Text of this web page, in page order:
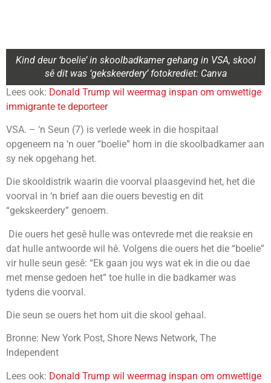
Kind deur ‘boelie’ in skoolbadkamer gehang in VSA, skool
sê dit was ‘gekskeerdery’ fotokrediet: Canva
Lees ook: Donald Trump wil weermag inspan om omwettige
immigrante te deporteer
VSA. – ‘n Seun (7) is verlede week in die hospitaal
opgeneem na ‘n ouer “boelie” hom in die skoolbadkamer aan
sy nek opgehang het.
Die skooldistrik waarin die voorval plaasgevind het, het die
voorval in ‘n brief aan die ouers bevestig en dit
“gekskeerdery” genoem.
Die ouers het gesê hulle was ontevrede met die reaksie en
dat hulle antwoorde wil hê. Volgens die ouers het die “boelie”
vir hulle seun gesê: “Ek gaan jou wys wat ek in die ou dae
met mense gedoen het” toe hulle in die badkamer was
tydens die voorval.
Die seun se ouers het hom uit die skool gehaal.
Bronne: New York Post, Shore News Network, The
Independent
Lees ook: Donald Trump wil weermag inspan om omwettige